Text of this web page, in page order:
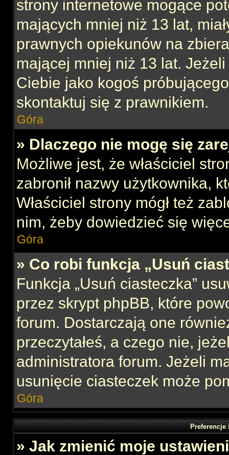
strony internetowe mogące
mających mniej niż 13 lat,
prawnych opiekunów na
mającej mniej niż 13 lat.
Ciebie jako kogoś
skontaktuj się z prawnikiem.
Góra
» Dlaczego nie mogę się
Możliwe jest, że właściciel
zabronił nazwy użytkownika,
Właściciel strony mógł też
nim, żeby dowiedzieć się
Góra
» Co robi funkcja „Usuń
Funkcja „Usuń ciasteczka”
przez skrypt phpBB, które
forum. Dostarczają one
przeczytałeś, a czego nie,
administratora forum. Jeżeli
usunięcie ciasteczek może
Góra
» Jak zmienić moje